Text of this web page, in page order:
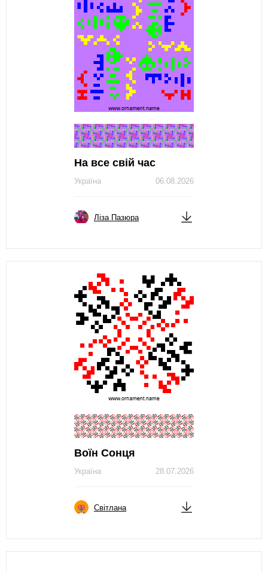
На все свій час
06.08.2026
Україна
Ліза Пазюра
Воїн Сонця
28.07.2026
Україна
Світлана